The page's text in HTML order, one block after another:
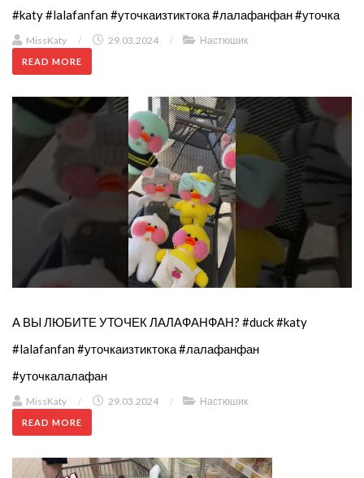
#katy #lalafanfan #уточкаизтиктока #лалафанфан #уточка
MissKaty / 29.03.2024 / Настюшик
READ MORE
А ВЫ ЛЮБИТЕ УТОЧЕК ЛАЛАФАНФАН? #duck #katy
#lalafanfan #уточкаизтиктока #лалафанфан
#уточкалалафан
MissKaty / 29.03.2024 / Настюшик
READ MORE